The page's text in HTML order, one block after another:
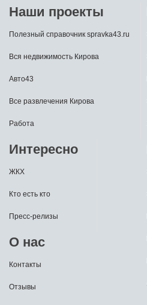
Наши проекты
Полезный справочник spravka43.ru
Вся недвижимость Кирова
Авто43
Все развлечения Кирова
Работа
Интересно
ЖКХ
Кто есть кто
Пресс-релизы
О нас
Контакты
Отзывы